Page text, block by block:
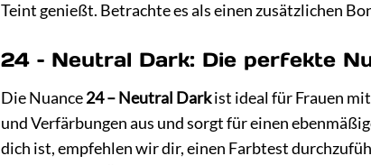
Teint genießt. Betrachte es als einen zusätzlichen
24 – Neutral Dark: Die perfekte
Die Nuance24 – Neutral Darkist ideal für Frauen
und Verfärbungen aus und sorgt für einen
dich ist, empfehlen wir dir, einen Farbtest